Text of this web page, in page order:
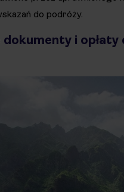
do podróży.
i